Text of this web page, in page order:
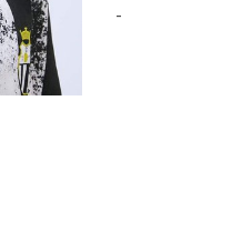
-